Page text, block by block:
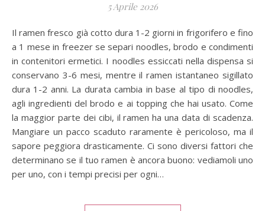
5 Aprile 2026
Il ramen fresco già cotto dura 1-2 giorni in frigorifero e fino
a 1 mese in freezer se separi noodles, brodo e condimenti
in contenitori ermetici. I noodles essiccati nella dispensa si
conservano 3-6 mesi, mentre il ramen istantaneo sigillato
dura 1-2 anni. La durata cambia in base al tipo di noodles,
agli ingredienti del brodo e ai topping che hai usato. Come
la maggior parte dei cibi, il ramen ha una data di scadenza.
Mangiare un pacco scaduto raramente è pericoloso, ma il
sapore peggiora drasticamente. Ci sono diversi fattori che
determinano se il tuo ramen è ancora buono: vediamoli uno
per uno, con i tempi precisi per ogni…